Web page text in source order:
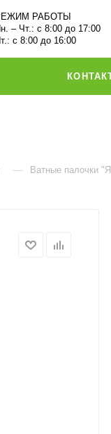
РАБОТЫ
– Чт.: с 8:00 до 17:00
с 8:00 до 16:00
— Ватные палочки